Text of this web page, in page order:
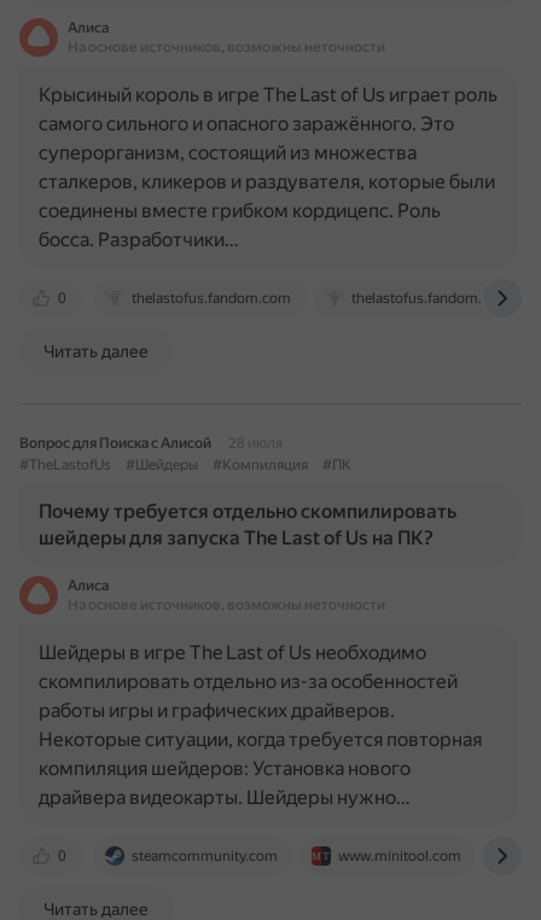
Алиса
На основе источников, возможны неточности
0 thelastofus.fandom.com thelastofus.fandom.com
Крысиный король в игре The Last of Us играет роль
самого сильного и опасного заражённого. Это
суперорганизм, состоящий из множества
сталкеров, кликеров и раздувателя, которые были
соединены вместе грибком кордицепс. Роль
босса. Разработчики…
Читать далее
Вопрос для Поиска с Алисой
28 июля
#TheLastofUs
#Шейдеры #Компиляция #ПК
Почему требуется отдельно скомпилировать
шейдеры для запуска The Last of Us на ПК?
Алиса
На основе источников, возможны неточности
0 steamcommunity.com www.minitool.com
Шейдеры в игре The Last of Us необходимо
скомпилировать отдельно из-за особенностей
работы игры и графических драйверов.
Некоторые ситуации, когда требуется повторная
компиляция шейдеров: Установка нового
драйвера видеокарты. Шейдеры нужно…
Читать далее